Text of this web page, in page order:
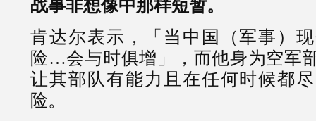
战事非想像中那样短暂。
肯达尔表示，「当中国（军事）
险…会与时俱增」，而他身为空军
让其部队有能力且在任何时候都
险。